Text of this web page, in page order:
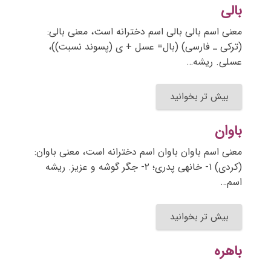
بالی
معنی اسم بالی بالی اسم دخترانه است، معنی بالی:
(ترکی ـ فارسی) (بال= عسل + ی (پسوند نسبت))،
عسلی. ریشه…
بیش تر بخوانید
باوان
معنی اسم باوان باوان اسم دخترانه است، معنی باوان:
(کردی) ۱- خانهی پدری؛ ۲- جگر گوشه و عزیز. ریشه
اسم…
بیش تر بخوانید
باهره